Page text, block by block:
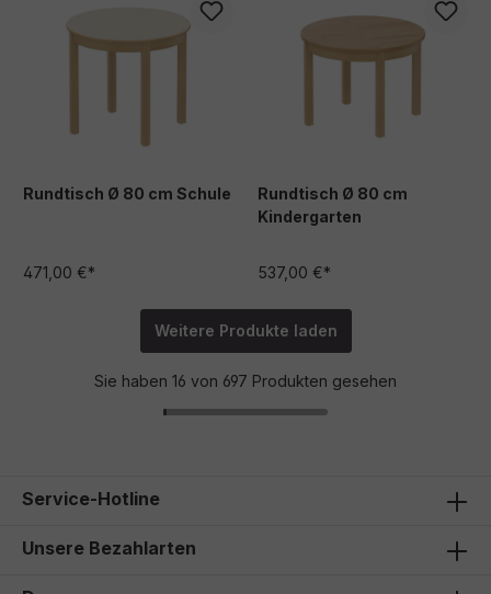
Rundtisch Ø 80 cm Schule
471,00 €*
Rundtisch Ø 80 cm
Kindergarten
537,00 €*
Weitere Produkte laden
Sie haben 16 von 697 Produkten gesehen
Service-Hotline
Unsere Bezahlarten